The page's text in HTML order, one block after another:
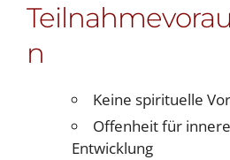
n
Keine spirituelle
Offenheit für
Entwicklung